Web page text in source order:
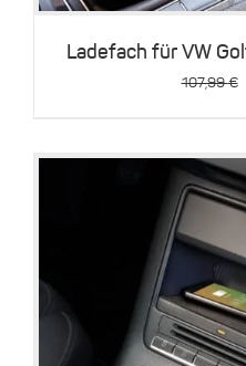
Ladefach für VW
107,99€